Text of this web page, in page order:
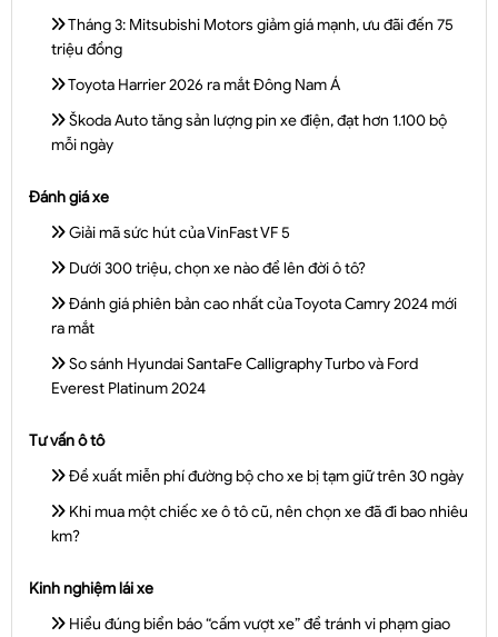
Tháng 3: Mitsubishi Motors giảm giá mạnh, ưu đãi đến 75
triệu đồng
Toyota Harrier 2026 ra mắt Đông Nam Á
Škoda Auto tăng sản lượng pin xe điện, đạt hơn 1.100 bộ
mỗi ngày
Đánh giá xe
Giải mã sức hút của VinFast VF 5
Dưới 300 triệu, chọn xe nào để lên đời ô tô?
Đánh giá phiên bản cao nhất của Toyota Camry 2024 mới
ra mắt
So sánh Hyundai SantaFe Calligraphy Turbo và Ford
Everest Platinum 2024
Tư vấn ô tô
Đề xuất miễn phí đường bộ cho xe bị tạm giữ trên 30 ngày
Khi mua một chiếc xe ô tô cũ, nên chọn xe đã đi bao nhiêu
km?
Kinh nghiệm lái xe
Hiểu đúng biển báo “cấm vượt xe” để tránh vi phạm giao